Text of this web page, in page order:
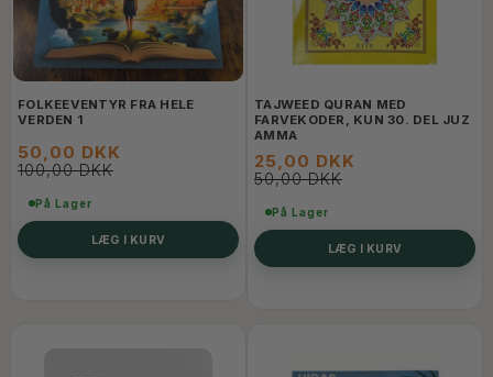
FOLKEEVENTYR FRA HELE
VERDEN 1
50,00 DKK
100,00 DKK
På Lager
LÆG I KURV
TAJWEED QURAN MED
FARVEKODER, KUN 30. DEL JUZ
AMMA
25,00 DKK
50,00 DKK
På Lager
LÆG I KURV